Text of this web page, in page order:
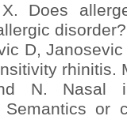
Does
D,
rhinitis.
N. Nasal
Semantics or